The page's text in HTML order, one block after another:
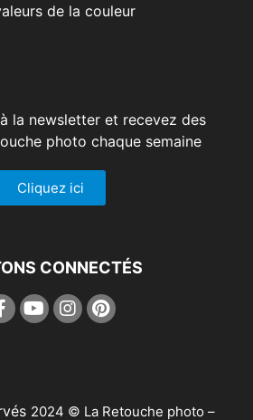
de la couleur
la newsletter et recevez des
photo chaque semaine
Cliquez ici
CONNECTÉS
2024 © La Retouche photo –